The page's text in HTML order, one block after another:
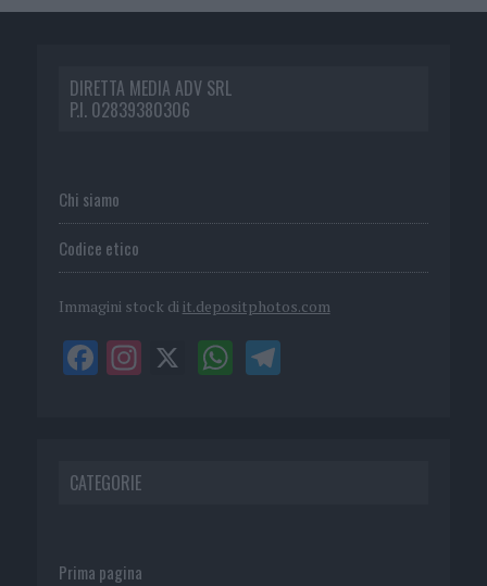
DIRETTA MEDIA ADV SRL
P.I. 02839380306
Chi siamo
Codice etico
Immagini stock di it.depositphotos.com
CATEGORIE
Prima pagina